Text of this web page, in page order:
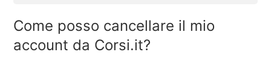
Come posso cancellare il mio
account da Corsi.it?